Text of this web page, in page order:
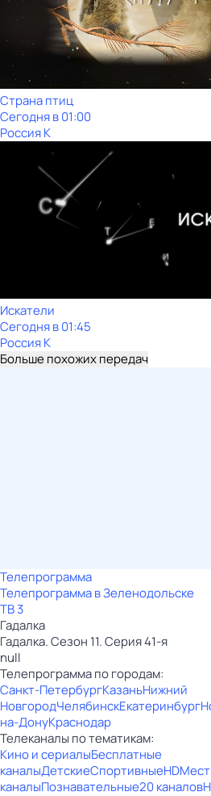
Страна птиц
Сегодня в 01:00
Россия К
Искатели
Сегодня в 01:45
Россия К
Больше похожих передач
Телепрограмма
Телепрограмма в Зеленодольске
ТВ 3
Гадaлкa
Гадaлкa. Сезон 11. Серия 41-я
null
Телепрограмма по городам:
Санкт-ПетербургКазаньНижний
НовгородЧелябинскЕкатеринбург
на-ДонуКраснодар
Телеканалы по тематикам:
Кино и сериалыБесплатные
каналыДетскиеСпортивныеHD
каналыПознавательные20 каналов